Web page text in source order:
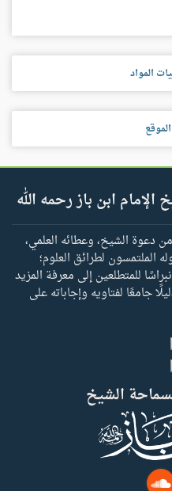
المواد
ابن باز رحمه الله
دعوة الشيخ، وعطائه العلمي،
الملتمسون لطرائق العلوم؛
للمتطلعين إلى معرفة المزيد
جامعًا لفتاويه وإجاباته على
الشيخ